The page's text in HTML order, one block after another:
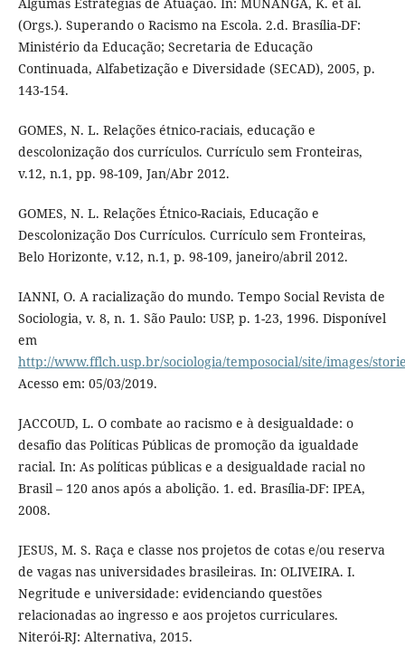
(Orgs.). Superando o Racismo na Escola. 2.d. Brasília-DF:
Ministério da Educação; Secretaria de Educação
Continuada, Alfabetização e Diversidade (SECAD), 2005, p.
143-154.
GOMES, N. L. Relações étnico-raciais, educação e
descolonização dos currículos. Currículo sem Fronteiras,
v.12, n.1, pp. 98-109, Jan/Abr 2012.
GOMES, N. L. Relações Étnico-Raciais, Educação e
Descolonização Dos Currículos. Currículo sem Fronteiras,
Belo Horizonte, v.12, n.1, p. 98-109, janeiro/abril 2012.
IANNI, O. A racialização do mundo. Tempo Social Revista de
Sociologia, v. 8, n. 1. São Paulo: USP, p. 1-23, 1996. Disponível
em
http://www.fflch.usp.br/sociologia/temposocial/site/images/
Acesso em: 05/03/2019.
JACCOUD, L. O combate ao racismo e à desigualdade: o
desafio das Políticas Públicas de promoção da igualdade
racial. In: As políticas públicas e a desigualdade racial no
Brasil – 120 anos após a abolição. 1. ed. Brasília-DF: IPEA,
2008.
JESUS, M. S. Raça e classe nos projetos de cotas e/ou reserva
de vagas nas universidades brasileiras. In: OLIVEIRA. I.
Negritude e universidade: evidenciando questões
relacionadas ao ingresso e aos projetos curriculares.
Niterói-RJ: Alternativa, 2015.